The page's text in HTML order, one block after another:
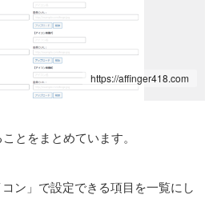
パスワードロック
追加と最新版のAFFINGER6
Press｜Apple Musicの
https://affinger418.com
とをまとめています。
ン」で設定できる項目を一覧にし